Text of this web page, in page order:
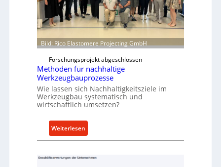
m
w
i
e
r
s
N
w
ü
h
t
A
a
f
Bild: Rico Elastomere Projecting GmbH
Forschungsprojekt abgeschlossen
Methoden für nachhaltige
Werkzeugbauprozesse
Wie lassen sich Nachhaltigkeitsziele im
Werkzeugbau systematisch und
wirtschaftlich umsetzen?
Weiterlesen
M
t